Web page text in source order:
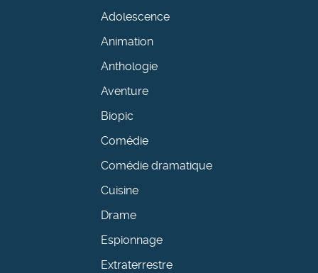
Adolescence
Animation
Anthologie
Aventure
Biopic
Comédie
Comédie dramatique
Cuisine
Drame
Espionnage
Extraterrestre